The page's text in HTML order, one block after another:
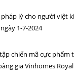
lý cho người việt
1-7-2024
chiến mã cực phẩm
gia Vinhomes